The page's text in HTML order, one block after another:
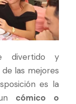
divertido y
las mejores
es la
cómico o